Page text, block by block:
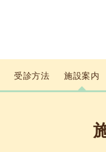
受診方法 施設案内